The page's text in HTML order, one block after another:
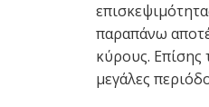
παραπάνω
κύρους. Επίσης
μεγάλες